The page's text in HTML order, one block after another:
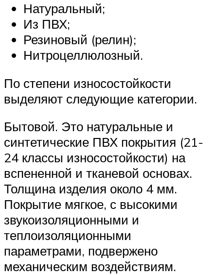
Натуральный;
Из ПВХ;
Резиновый (релин);
Нитроцеллюлозный.
По степени износостойкости
выделяют следующие категории.
Бытовой. Это натуральные и
синтетические ПВХ покрытия (21-
24 классы износостойкости) на
вспененной и тканевой основах.
Толщина изделия около 4 мм.
Покрытие мягкое, с высокими
звукоизоляционными и
теплоизоляционными
параметрами, подвержено
механическим воздействиям.